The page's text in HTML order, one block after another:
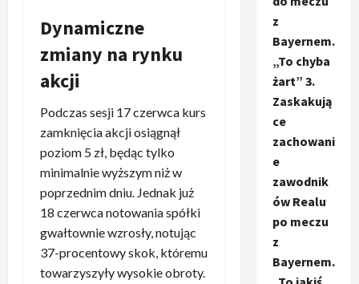
Dynamiczne
zmiany na rynku
akcji
Podczas sesji 17 czerwca kurs
zamknięcia akcji osiągnął
poziom 5 zł, będąc tylko
minimalnie wyższym niż w
poprzednim dniu. Jednak już
18 czerwca notowania spółki
gwałtownie wzrosły, notując
37-procentowy skok, któremu
towarzyszyły wysokie obroty.
z
Bayernem.
„To chyba
żart” 3.
Zaskakują
ce
zachowani
e
zawodnik
ów Realu
po meczu
z
Bayernem.